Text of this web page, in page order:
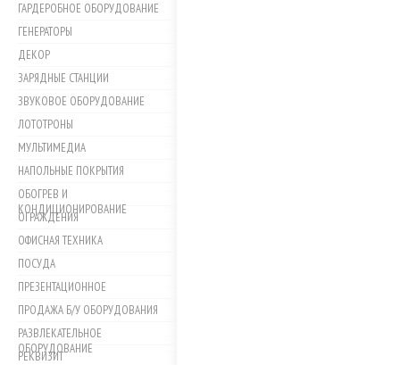
ГАРДЕРОБНОЕ ОБОРУДОВАНИЕ
ГЕНЕРАТОРЫ
ДЕКОР
ЗАРЯДНЫЕ СТАНЦИИ
ЗВУКОВОЕ ОБОРУДОВАНИЕ
ЛОТОТРОНЫ
МУЛЬТИМЕДИА
НАПОЛЬНЫЕ ПОКРЫТИЯ
ОБОГРЕВ И
КОНДИЦИОНИРОВАНИЕ
ОГРАЖДЕНИЯ
ОФИСНАЯ ТЕХНИКА
ПОСУДА
ПРЕЗЕНТАЦИОННОЕ
ПРОДАЖА Б/У ОБОРУДОВАНИЯ
РАЗВЛЕКАТЕЛЬНОЕ
ОБОРУДОВАНИЕ
РЕКВИЗИТ